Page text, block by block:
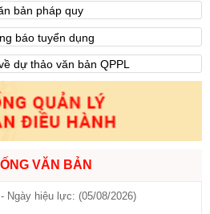
VĂN BẢN
số 32/2024/NĐ-CP ngày
quản lý, phát triển cụm công nghiệp)
bố thủ tục hành chính được sửa
trình nội bộ giải quyết trong lĩnh
của hộ kinh doanh thuộc phạm vi
-Ngày hiệu lực: (05/08/2026)